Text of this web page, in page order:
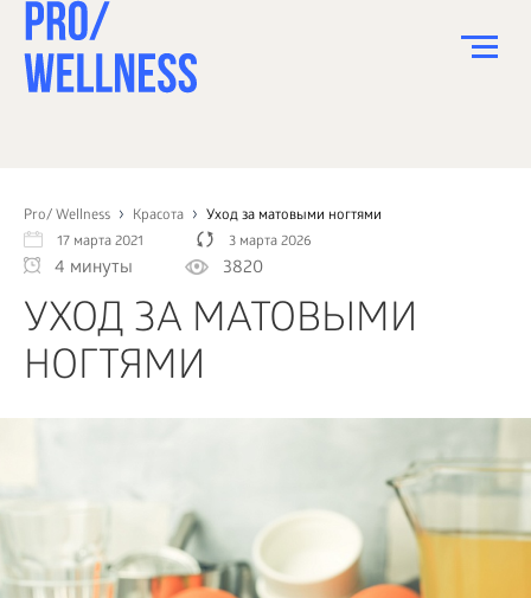
Pro/ Wellness Красота
Уход за матовыми ногтями
17 марта 2021
3 марта 2026
4 минуты 3820
УХОД ЗА МАТОВЫМИ
НОГТЯМИ
СПОРТ
ЗДОРОВЬЕ
КРАСОТА
ПСИХОЛОГИЯ